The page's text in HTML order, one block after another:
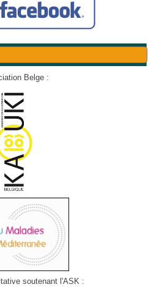
Belge :
soutenant l'ASK :